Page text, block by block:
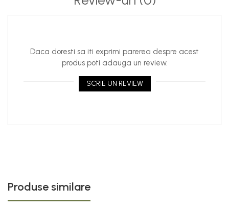
îl face perfect pentru calatorii și birou, eliminând
dezordinea.
dispozitiv și oferă protecție împotriva scurtcircuitului,
supratensiunii și supraîncălzirii. Incarcare sigura 120W.
De Ce Să Alegi Incarcatorul DaDen® CDQ074?
ești un profesionist, un gamer sau un utilizator care
care îți va economisi timp și spațiu. Treci la viteza GaN!
Daca doresti sa iti exprimi parerea despre acest
produs poti adauga un review.
SCRIE UN REVIEW
Produse similare